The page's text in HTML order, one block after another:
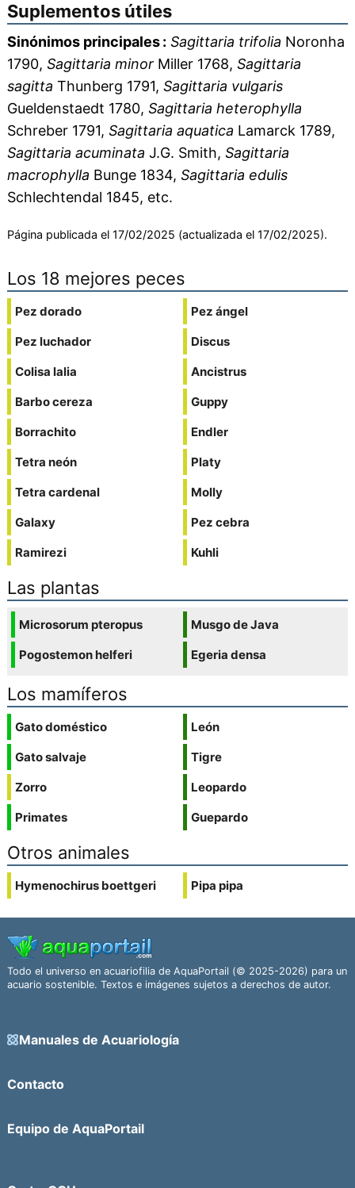
Suplementos útiles
Sinónimos principales : Sagittaria trifolia Noronha
1790, Sagittaria minorMiller 1768, Sagittaria
sagitta Thunberg 1791, Sagittaria vulgaris
Gueldenstaedt 1780, Sagittaria heterophylla
Schreber 1791, Sagittaria aquatica Lamarck 1789,
Sagittaria acuminata J.G. Smith, Sagittaria
macrophylla Bunge 1834, Sagittaria edulis
Schlechtendal 1845, etc.
Página publicada el 17/02/2025 (actualizada el 17/02/2025).
Los 18 mejores peces
Pez dorado
Pez luchador
Colisa lalia
Barbo cereza
Borrachito
Tetra neón
Tetra cardenal
Galaxy
Ramirezi
Pez ángel
Discus
Ancistrus
Guppy
Endler
Platy
Molly
Pez cebra
Kuhli
Las plantas
Microsorum pteropus
Pogostemon helferi
Musgo de Java
Egeria densa
Los mamíferos
Gato doméstico
Gato salvaje
Zorro
Primates
León
Tigre
Leopardo
Guepardo
Otros animales
Hymenochirus boettgeri Pipa pipa
Todo el universo en acuariofilia de AquaPortail (© 2025-2026) para un
acuario sostenible. Textos e imágenes sujetos a derechos de autor.
Manuales de Acuariología
Contacto
Equipo de AquaPortail